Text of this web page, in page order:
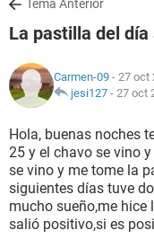
FAMILIA
NUTRICIÓN
BIENESTAR
SEXUALIDAD
GLOSARIO
Tema Anterior
La pastilla del
Carmen-09 - 27 oct
jesi127 - 27 oct
Hola, buenas noches
25 y el chavo se vino
se vino y me tome la
siguientes días tuve
mucho sueño,me hice
salió positivo,si es